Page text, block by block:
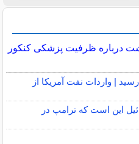
درباره ظرفیت پزشکی کنکور
هر بشکه رسید | واردات نفت آمریکا از
این است که ترامپ در